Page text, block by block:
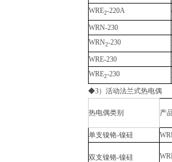
WRE2-220A
WRN-230
WRN2-230
WRE-230
WRE2-230
◆3）活动法兰式热电偶
热电偶类别 产
单支镍铬-镍硅
双支镍铬-镍硅